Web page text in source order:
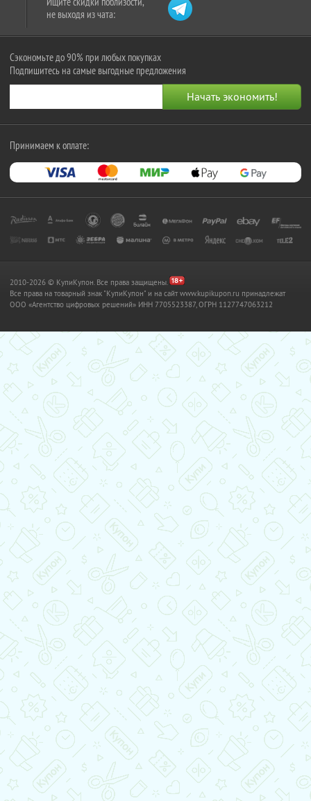
не выходя из чата:
Сэкономьте до 90% при любых покупках
Подпишитесь на самые выгодные предложения
Принимаем к оплате:
2010-2026 © КупиКупон. Все права защищены.
Все права на товарный знак "КупиКупон" и на сайт www.kupikupon.ru принадлежат
OOO «Агентство цифровых решений» ИНН 7705523387, ОГРН 1127747063212